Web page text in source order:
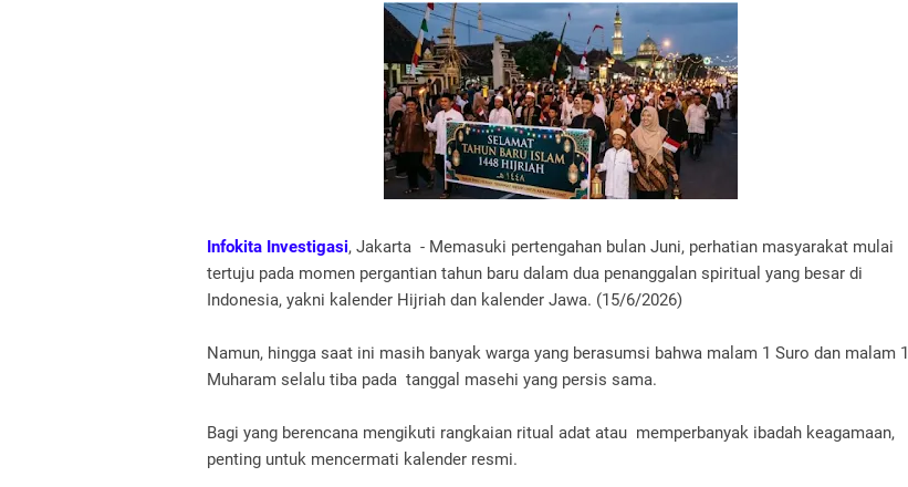
Infokita Investigasi, Jakarta - Memasuki pertengahan bulan Juni, perhatian masyarakat mulai
tertuju pada momen pergantian tahun baru dalam dua penanggalan spiritual yang besar di
Indonesia, yakni kalender Hijriah dan kalender Jawa. (15/6/2026)
Namun, hingga saat ini masih banyak warga yang berasumsi bahwa malam 1 Suro dan malam 1
Muharam selalu tiba pada tanggal masehi yang persis sama.
Bagi yang berencana mengikuti rangkaian ritual adat atau memperbanyak ibadah keagamaan,
penting untuk mencermati kalender resmi.